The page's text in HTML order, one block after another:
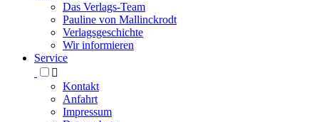
Das Verlags-Team
Pauline von Mallinckrodt
Verlagsgeschichte
Wir informieren
Service

Kontakt
Anfahrt
Impressum